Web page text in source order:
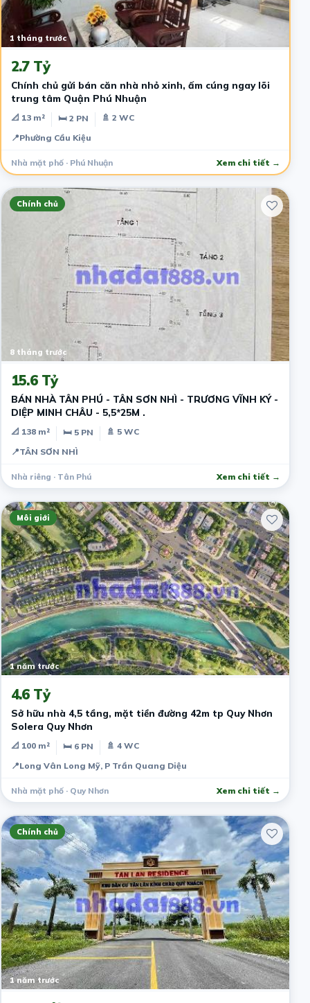
1 tháng trước
2.7 Tỷ
​Chính chủ gửi bán căn nhà nhỏ xinh, ấm cúng ngay lõi
trung tâm Quận Phú Nhuận
📐 13 m² 🛏 2 PN
🚿 2 WC
📍Phường Cầu Kiệu
Nhà mặt phố · Phú Nhuận Xem chi tiết →
Chính chủ
8 tháng trước
15.6 Tỷ
BÁN NHÀ TÂN PHÚ - TÂN SƠN NHÌ - TRƯƠNG VĨNH KÝ -
DIỆP MINH CHÂU - 5,5*25M .
📐 138 m² 🛏 5 PN
🚿 5 WC
📍TÂN SƠN NHÌ
Nhà riêng · Tân Phú Xem chi tiết →
Môi giới
1 năm trước
4.6 Tỷ
Sở hữu nhà 4,5 tầng, mặt tiền đường 42m tp Quy Nhơn
Solera Quy Nhơn
📐 100 m² 🛏 6 PN
🚿 4 WC
📍Long Vân Long Mỹ, P Trần Quang Diệu
Nhà mặt phố · Quy Nhơn Xem chi tiết →
Chính chủ
1 năm trước